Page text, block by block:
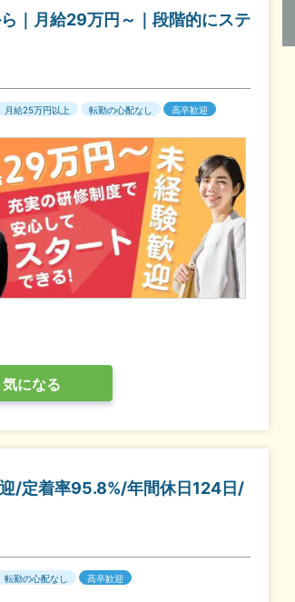
｜月給29万円～｜段階的にステ
月給25万円以上 転勤の心配なし 高卒歓迎
気になる
/定着率95.8%/年間休日124日/
転勤の心配なし 高卒歓迎